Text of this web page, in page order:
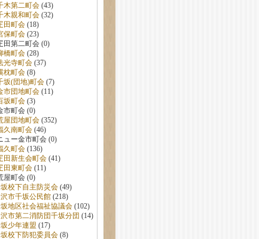
木第二町会(43)
木親和町会(32)
田町会(18)
保町会(23)
田第二町会 (0)
橋町会(28)
光寺町会(37)
枕町会(8)
坂(団地)町会(7)
市団地町会(11)
坂町会(3)
市町会 (0)
屋団地町会(352)
久南町会(46)
ュー金市町会 (0)
久町会(136)
田新生会町会(41)
田東町会(11)
屋町会 (0)
校下自主防災会(49)
市千坂公民館(218)
地区社会福祉協議会(102)
市第二消防団千坂分団 (14)
少年連盟 (17)
校下防犯委員会(8)